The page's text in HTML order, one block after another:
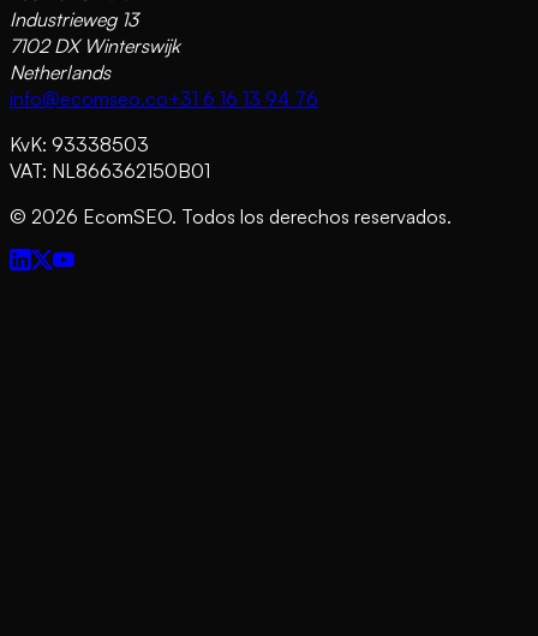
Industrieweg 13
7102 DX Winterswijk
Netherlands
info@ecomseo.co+31 6 16 13 94 76
KvK: 93338503
VAT: NL866362150B01
© 2026 EcomSEO. Todos los derechos reservados.